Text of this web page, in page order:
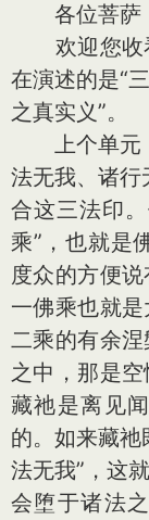
各位菩萨
欢迎您收
在演述的是“
之真实义”。
上个单元，
法无我、诸行
合这三法印
乘”，也就是
度众的方便
一佛乘也就
二乘的有余
之中，那是
藏祂是离见
的。如来藏祂
法无我”，这
会堕于诸法